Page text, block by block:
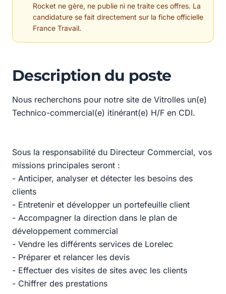
Rocket ne gère, ne publie ni ne traite ces offres. La
candidature se fait directement sur la fiche officielle
France Travail.
Description du poste
Nous recherchons pour notre site de Vitrolles un(e)
Technico-commercial(e) itinérant(e) H/F en CDI.
Sous la responsabilité du Directeur Commercial, vos
missions principales seront :
- Anticiper, analyser et détecter les besoins des
clients
- Entretenir et développer un portefeuille client
- Accompagner la direction dans le plan de
développement commercial
- Vendre les différents services de Lorelec
- Préparer et relancer les devis
- Effectuer des visites de sites avec les clients
- Chiffrer des prestations